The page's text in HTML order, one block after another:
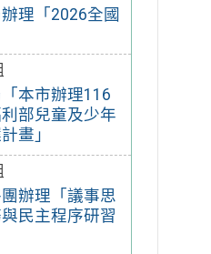
理「2026全國
本市辦理116
部兒童及少年
畫」
辦理「議事思
民主程序研習